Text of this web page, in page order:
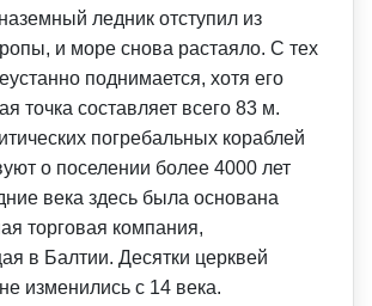
ледник отступил из
и море снова растаяло. С тех
поднимается, хотя его
точка составляет всего 83 м.
погребальных кораблей
о поселении более 4000 лет
века здесь была основана
торговая компания,
в Балтии. Десятки церквей
изменились с 14 века.